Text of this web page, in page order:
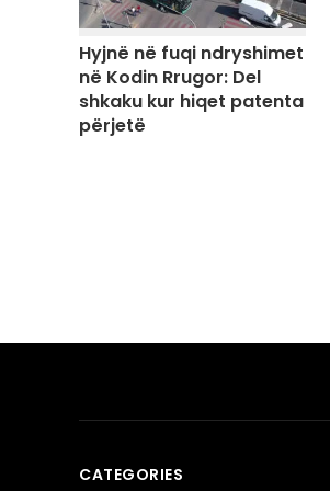
Hyjnë në fuqi ndryshimet
në Kodin Rrugor: Del
shkaku kur hiqet patenta
përjetë
CATEGORIES